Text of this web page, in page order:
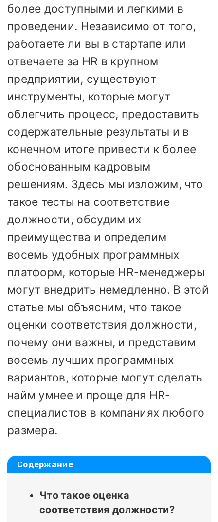
более доступными и легкими в
проведении. Независимо от того,
работаете ли вы в стартапе или
отвечаете за HR в крупном
предприятии, существуют
инструменты, которые могут
облегчить процесс, предоставить
содержательные результаты и в
конечном итоге привести к более
обоснованным кадровым
решениям. Здесь мы изложим, что
такое тесты на соответствие
должности, обсудим их
преимущества и определим
восемь удобных программных
платформ, которые HR-менеджеры
могут внедрить немедленно. В этой
статье мы объясним, что такое
оценки соответствия должности,
почему они важны, и представим
восемь лучших программных
вариантов, которые могут сделать
найм умнее и проще для HR-
специалистов в компаниях любого
размера.
Содержание
Что такое оценка
соответствия должности?